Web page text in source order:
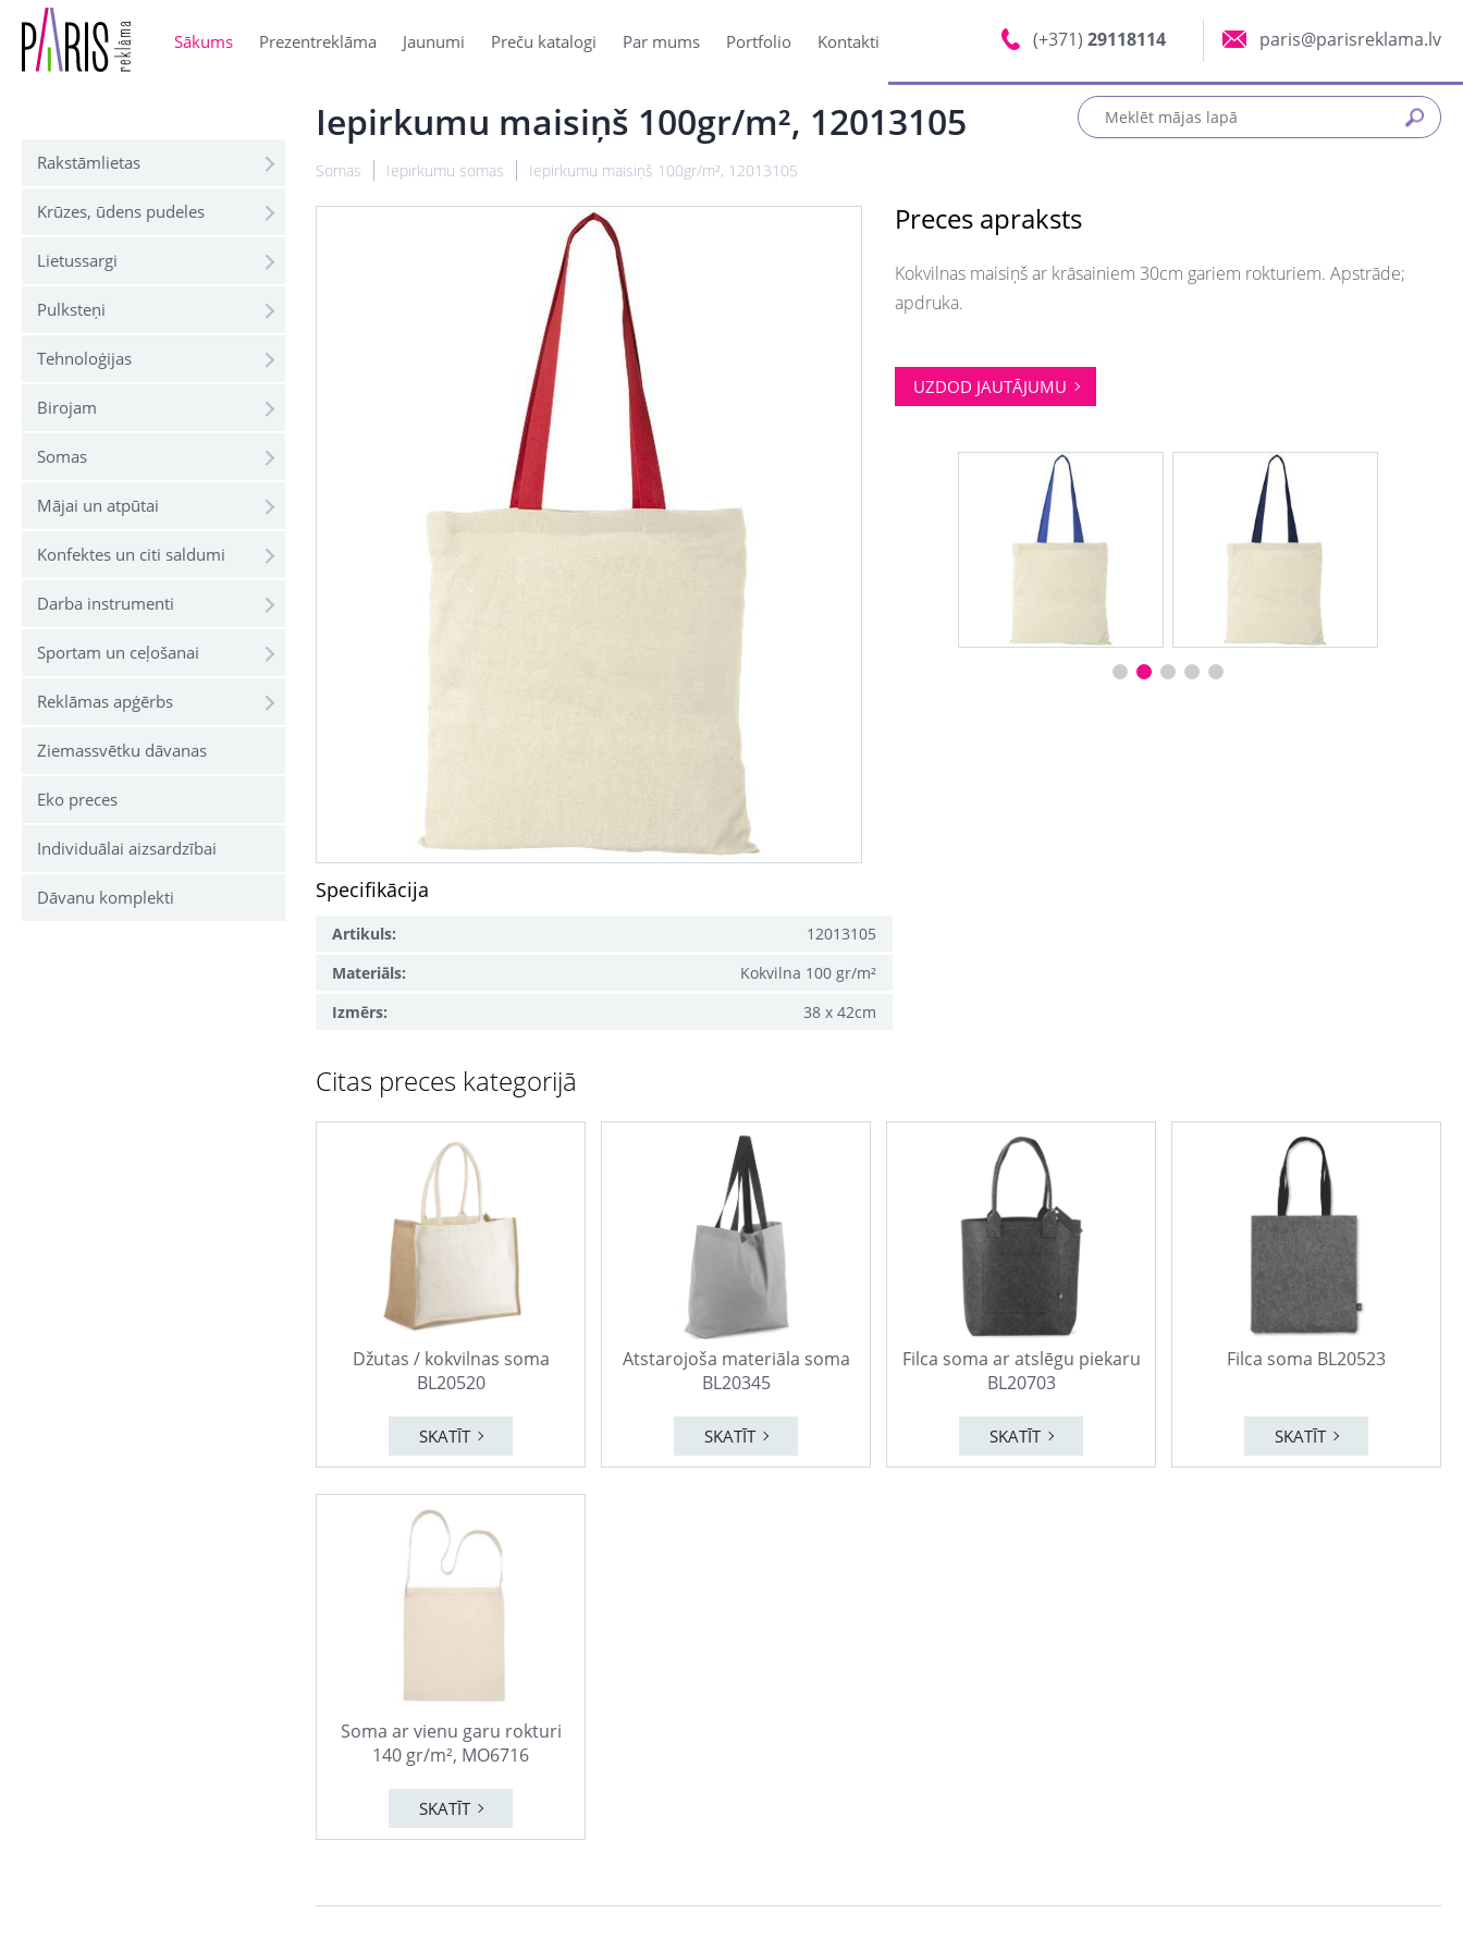
Sākums Prezentreklāma Jaunumi Preču katalogi Par mums Portfolio Kontakti (+371) 29118114 paris@parisreklama.lv
Rakstāmlietas
Krūzes, ūdens pudeles
Lietussargi
Pulksteņi
Tehnoloģijas
Birojam
Somas
Mājai un atpūtai
Konfektes un citi saldumi
Darba instrumenti
Sportam un ceļošanai
Reklāmas apģērbs
Ziemassvētku dāvanas
Eko preces
Individuālai aizsardzībai
Dāvanu komplekti
Iepirkumu maisiņš 100gr/m², 12013105
Somas Iepirkumu somas Iepirkumu maisiņš 100gr/m², 12013105
Preces apraksts
Kokvilnas maisiņš ar krāsainiem 30cm gariem rokturiem. Apstrāde;
apdruka.
UZDOD JAUTĀJUMU
Specifikācija
Artikuls:
12013105
Materiāls:
Kokvilna 100 gr/m²
Izmērs:
38 x 42cm
Citas preces kategorijā
Džutas / kokvilnas soma
BL20520
SKATĪT
Atstarojoša materiāla soma
BL20345
SKATĪT
Filca soma ar atslēgu piekaru
BL20703
SKATĪT
Filca soma BL20523
SKATĪT
Soma ar vienu garu rokturi
140 gr/m², MO6716
SKATĪT